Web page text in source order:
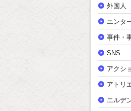
外国人
エンタ
事件・
SNS
アクシ
アトリ
エルデ